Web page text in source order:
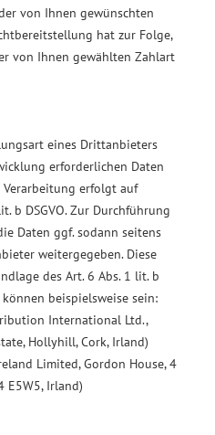
von Ihnen gewünschten
hat zur Folge,
von Ihnen gewählten Zahlart
eines Drittanbieters
erforderlichen Daten
Verarbeitung erfolgt auf
b DSGVO. Zur Durchführung
Daten ggf. sodann seitens
weitergegeben. Diese
des Art. 6 Abs. 1 lit. b
beispielsweise sein:
International Ltd.,
Hollyhill, Cork, Irland)
Limited, Gordon House, 4
E5W5, Irland)